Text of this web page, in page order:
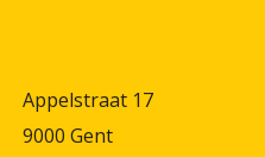
Appelstraat 17
9000 Gent